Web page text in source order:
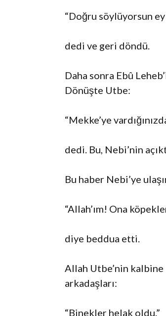
“Doğru söylüyorsun
dedi ve geri döndü.
Daha sonra Ebû
Dönüşte Utbe:
“Mekke’ye
dedi. Bu, Nebi’nin
Bu haber Nebi’ye
“Allah’ım! Ona
diye beddua etti.
Allah Utbe’nin
arkadaşları:
“Binekler helak oldu.”